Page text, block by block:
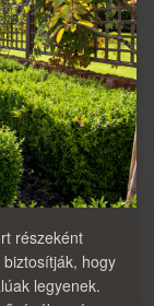
részeként
hogy
legyenek.